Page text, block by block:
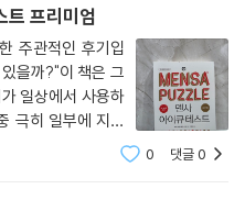
제를 해결하면 벅찬 희열과 함께
. 이렇게 제한시간 동안 하나의 테
준이 어느 정도인지를 수치로 환
프리미엄
주관적인 후기입
을까?"이 책은 그
일상에서 사용하
극히 일부에 지나
지적 자극’과 ‘두뇌
0 댓글0